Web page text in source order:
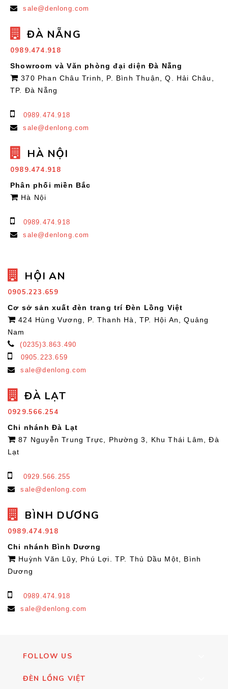
sale@denlong.com
ĐÀ NẴNG
0989.474.918
Showroom và Văn phòng đại diện Đà Nẵng
370 Phan Châu Trinh, P. Bình Thuận, Q. Hải Châu,
TP. Đà Nẵng
0989.474.918
sale@denlong.com
HÀ NỘI
0989.474.918
Phân phối miền Bắc
Hà Nội
0989.474.918
sale@denlong.com
HỘI AN
0905.223.659
Cơ sở sản xuất đèn trang trí Đèn Lồng Việt
424 Hùng Vương, P. Thanh Hà, TP. Hội An, Quảng
Nam
(0235)3.863.490
0905.223.659
sale@denlong.com
ĐÀ LẠT
0929.566.254
Chi nhánh Đà Lạt
87 Nguyễn Trung Trực, Phường 3, Khu Thái Lâm, Đà
Lạt
0929.566.255
sale@denlong.com
BÌNH DƯƠNG
0989.474.918
Chi nhánh Bình Dương
Huỳnh Văn Lũy, Phú Lợi. TP. Thủ Dầu Một, Bình
Dương
0989.474.918
sale@denlong.com
FOLLOW US
ĐÈN LỒNG VIỆT